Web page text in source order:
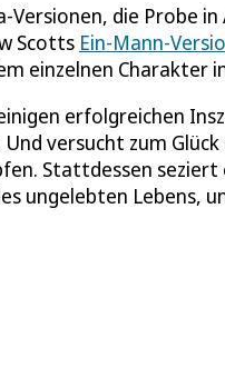
die Probe
Scotts Ein-Mann-
einzelnen Charakter
erfolgreichen
versucht zum
Stattdessen seziert
ungelebten Lebens,